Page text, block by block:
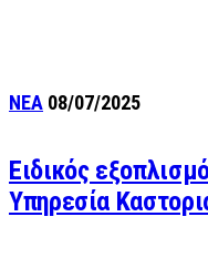
ΝΕΑ 08/07/2025
Ειδικός
Υπηρεσία